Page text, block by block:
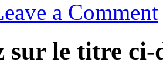
a Comment
sur le titre ci-